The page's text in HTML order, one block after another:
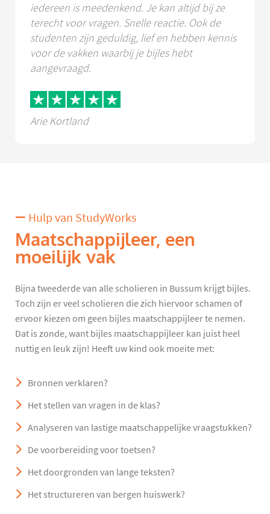
iedereen is meedenkend. Je kan altijd bij ze
terecht voor vragen. Snelle reactie. Ook de
studenten zijn geduldig, lief en hebben kennis
voor de vakken waarbij je bijles hebt
aangevraagd.
Arie Kortland
Hulp van StudyWorks
Maatschappijleer, een
moeilijk vak
Bijna tweederde van alle scholieren in Bussum krijgt bijles.
Toch zijn er veel scholieren die zich hiervoor schamen of
ervoor kiezen om geen bijles maatschappijleer te nemen.
Dat is zonde, want bijles maatschappijleer kan juist heel
nuttig en leuk zijn! Heeft uw kind ook moeite met:
Bronnen verklaren?
Het stellen van vragen in de klas?
Analyseren van lastige maatschappelijke vraagstukken?
De voorbereiding voor toetsen?
Het doorgronden van lange teksten?
Het structureren van bergen huiswerk?